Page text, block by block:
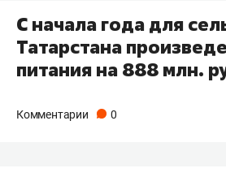
С начала года для
Татарстана
питания на 888 млн.
Комментарии 0